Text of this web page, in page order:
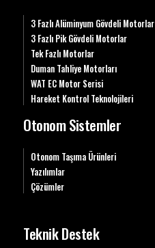
3 Fazlı Alüminyum Gövdeli Motorlar
3 Fazlı Pik Gövdeli Motorlar
Tek Fazlı Motorlar
Duman Tahliye Motorları
WAT EC Motor Serisi
Hareket Kontrol Teknolojileri
Otonom Sistemler
Otonom Taşıma Ürünleri
Yazılımlar
Çözümler
Teknik Destek